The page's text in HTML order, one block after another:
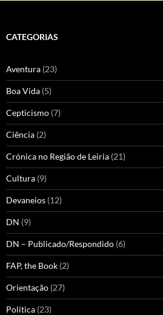
CATEGORIAS
Aventura (23)
Boa Vida (5)
Cepticismo (7)
Ciência (2)
Crónica no Região de Leiria (21)
Cultura (9)
Devaneios (12)
DN (9)
DN – Publicado/Respondido (6)
FAP, the Book (2)
Orientação (27)
Política (23)